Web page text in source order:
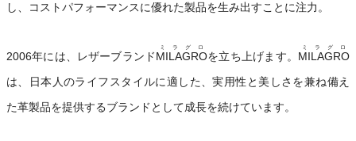
し、コストパフォーマンスに優れた製品を生み出すことに注力。
2006年には、レザーブランドMILAGRO
ミラグロ
を立ち上げます。 MILAGRO
ミラグロ
は、日本人のライフスタイルに適した、実用性と美しさを兼ね備え
た革製品を提供するブランドとして成長を続けています。